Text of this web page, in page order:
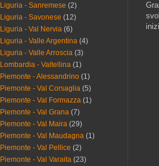
Liguria - Sanremese (2)
Liguria - Savonese (12)
Liguria - Val Nervia (6)
Liguria - Valle Argentina (4)
Liguria - Valle Arroscia (3)
Lombardia - Valtellina (1)
Piemonte - Alessandrino (1)
Piemonte - Val Corsaglia (5)
Piemonte - Val Formazza (1)
Piemonte - Val Grana (7)
Piemonte - Val Maira (29)
Piemonte - Val Maudagna (1)
Piemonte - Val Pellice (2)
Piemonte - Val Varaita (23)